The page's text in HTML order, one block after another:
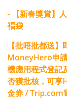
- 【新春獎賞】
褔袋
【批唔批都送
MoneyHero申
機應用程式登記
否獲批核，可享
金券 / Trip.com